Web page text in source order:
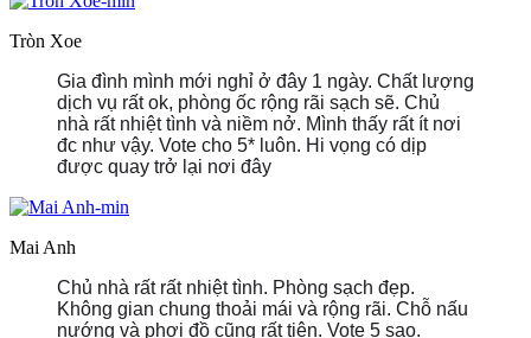
Tròn Xoe
Gia đình mình mới nghỉ ở đây 1 ngày. Chất lượng
dịch vụ rất ok, phòng ốc rộng rãi sạch sẽ. Chủ
nhà rất nhiệt tình và niềm nở. Mình thấy rất ít nơi
đc như vậy. Vote cho 5* luôn. Hi vọng có dịp
được quay trở lại nơi đây
Mai Anh
Chủ nhà rất rất nhiệt tình. Phòng sạch đẹp.
Không gian chung thoải mái và rộng rãi. Chỗ nấu
nướng và phơi đồ cũng rất tiện. Vote 5 sao.